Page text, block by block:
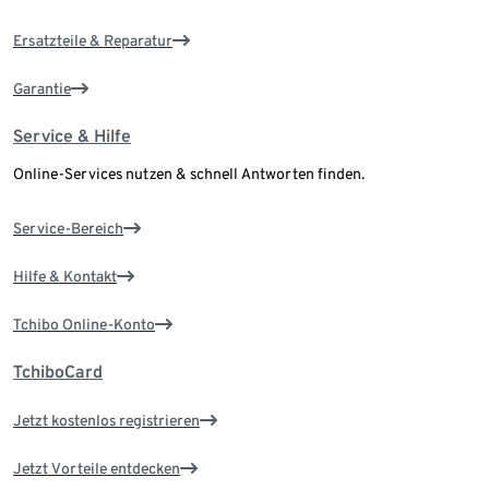
Ersatzteile & Reparatur
Garantie
Service & Hilfe
Online-Services nutzen & schnell Antworten finden.
Service-Bereich
Hilfe & Kontakt
Tchibo Online-Konto
TchiboCard
Jetzt kostenlos registrieren
Jetzt Vorteile entdecken